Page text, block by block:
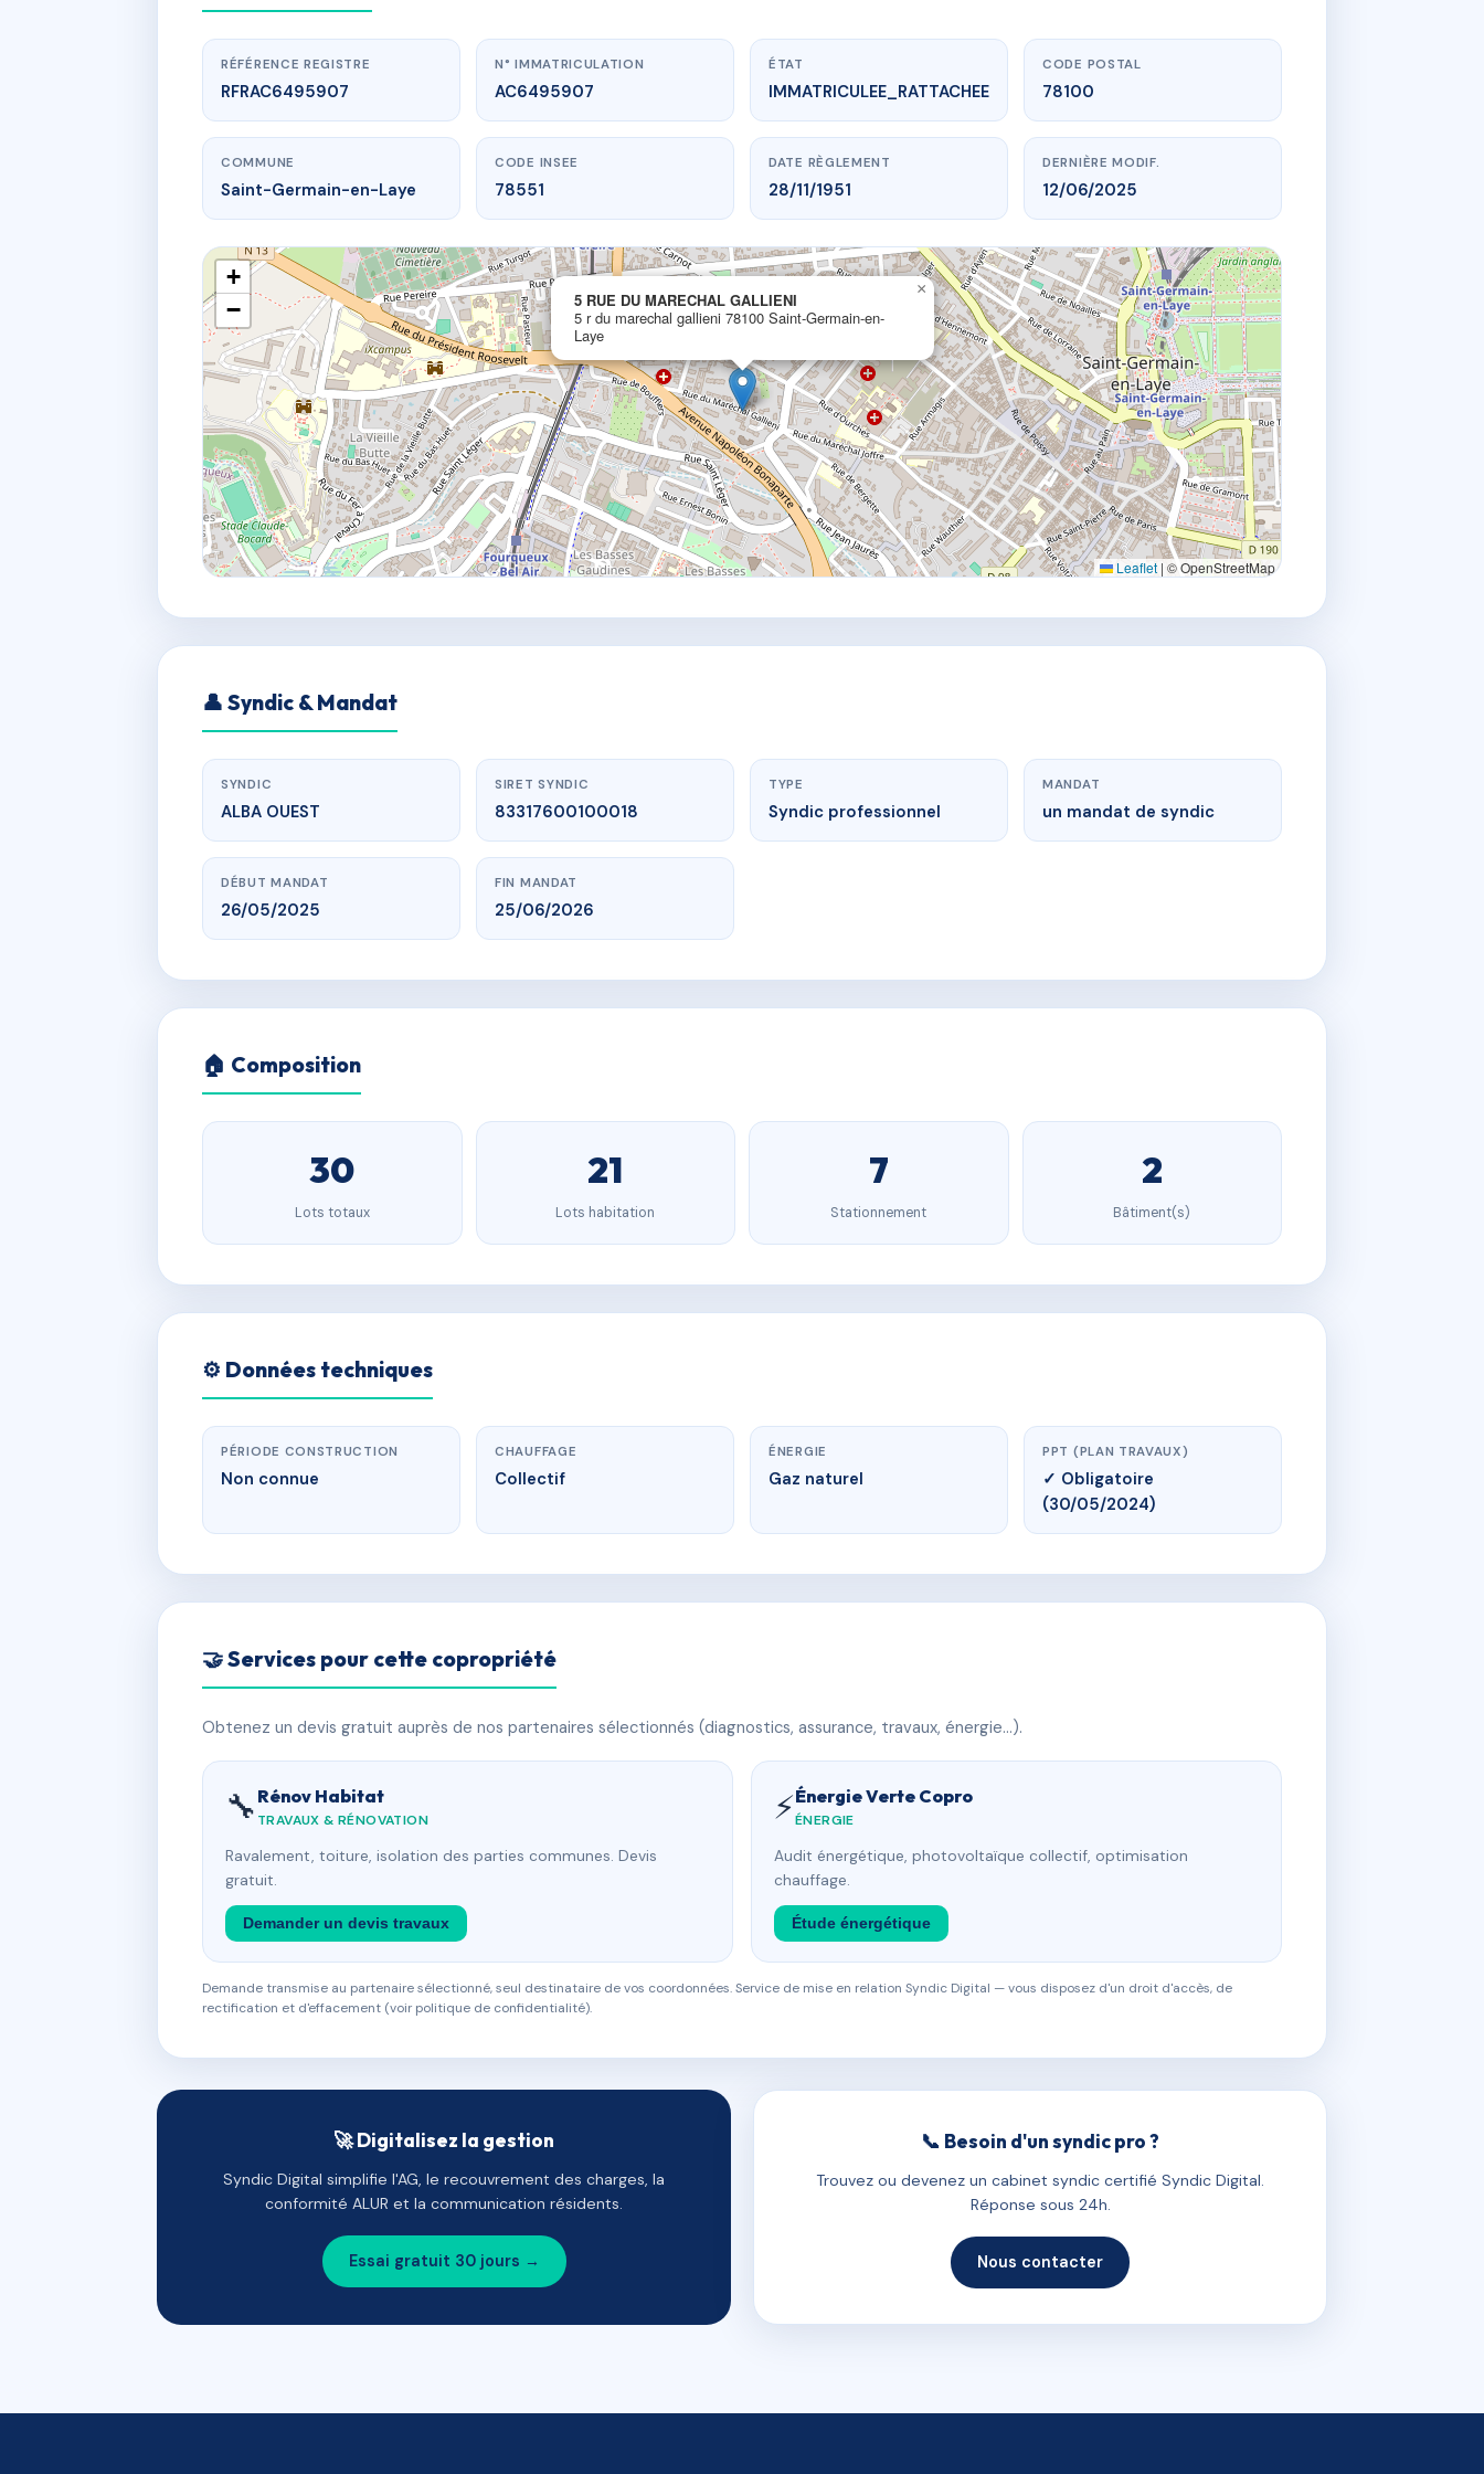
www.vme.plus/AC6495907
5 RUE DU MARECHAL GALLIENI
5 r du marechal gallieni78100 Saint-Germain-en-Laye
RÉFÉRENCE REGISTRE
RFRAC6495907
N° IMMATRICULATION
AC6495907
ÉTAT
IMMATRICULEE_RATTACHEE
CODE POSTAL
78100
COMMUNE
Saint-Germain-en-Laye
CODE INSEE
78551
DATE RÈGLEMENT
28/11/1951
DERNIÈRE MODIF.
12/06/2025
5 RUE DU MARECHAL GALLIENI
5 r du marechal gallieni 78100 Saint-Germain-en-
Laye
×
+
−
Leaflet | © OpenStreetMap
👤 Syndic & Mandat
SYNDIC
ALBA OUEST
SIRET SYNDIC
83317600100018
TYPE
Syndic professionnel
MANDAT
un mandat de syndic
DÉBUT MANDAT
26/05/2025
FIN MANDAT
25/06/2026
🏠 Composition
30
Lots totaux
21
Lots habitation
7
Stationnement
2
Bâtiment(s)
⚙️ Données techniques
PÉRIODE CONSTRUCTION
Non connue
CHAUFFAGE
Collectif
ÉNERGIE
Gaz naturel
PPT (PLAN TRAVAUX)
✓ Obligatoire
(30/05/2024)
🤝 Services pour cette copropriété
Obtenez un devis gratuit auprès de nos partenaires sélectionnés (diagnostics, assurance, travaux, énergie…).
🔧 Rénov Habitat
TRAVAUX & RÉNOVATION
Ravalement, toiture, isolation des parties communes. Devis
gratuit.
Demander un devis travaux
⚡Énergie Verte Copro
ÉNERGIE
Audit énergétique, photovoltaïque collectif, optimisation
chauffage.
Étude énergétique
Demande transmise au partenaire sélectionné, seul destinataire de vos coordonnées. Service de mise en relation Syndic Digital — vous disposez d'un droit d'accès, de
rectification et d'effacement (voir politique de confidentialité).
🚀 Digitalisez la gestion
Syndic Digital simplifie l'AG, le recouvrement des charges, la
conformité ALUR et la communication résidents.
Essai gratuit 30 jours →
📞 Besoin d'un syndic pro ?
Trouvez ou devenez un cabinet syndic certifié Syndic Digital.
Réponse sous 24h.
Nous contacter